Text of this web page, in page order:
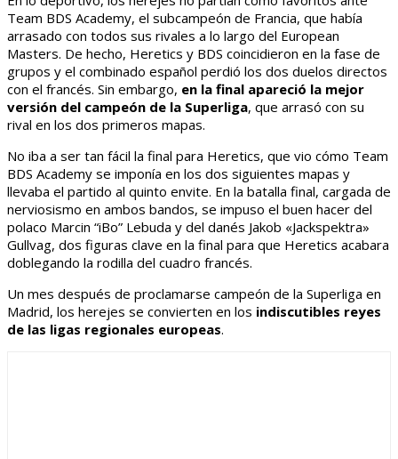
Team BDS Academy, el subcampeón de Francia, que había
arrasado con todos sus rivales a lo largo del European
Masters. De hecho, Heretics y BDS coincidieron en la fase de
grupos y el combinado español perdió los dos duelos directos
con el francés. Sin embargo, en la final apareció la mejor
versión del campeón de la Superliga, que arrasó con su
rival en los dos primeros mapas.
No iba a ser tan fácil la final para Heretics, que vio cómo Team
BDS Academy se imponía en los dos siguientes mapas y
llevaba el partido al quinto envite. En la batalla final, cargada de
nerviosismo en ambos bandos, se impuso el buen hacer del
polaco Marcin “iBo” Lebuda y del danés Jakob «Jackspektra»
Gullvag, dos figuras clave en la final para que Heretics acabara
doblegando la rodilla del cuadro francés.
Un mes después de proclamarse campeón de la Superliga en
Madrid, los herejes se convierten en los indiscutibles reyes
de las ligas regionales europeas.